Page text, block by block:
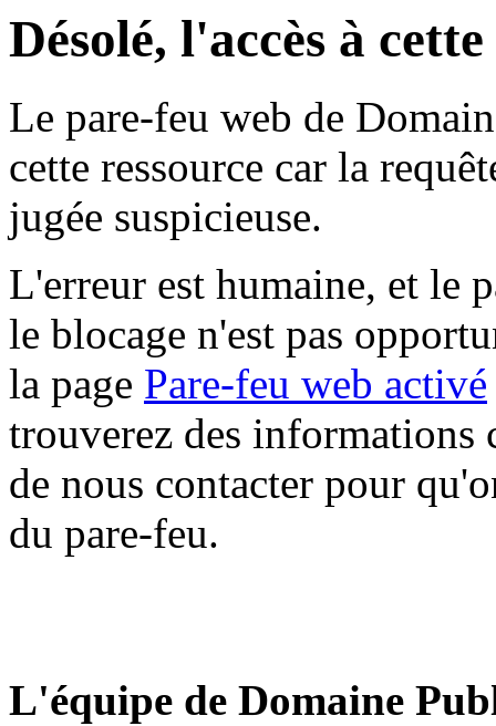
Désolé, l'accès à
Le pare-feu web de
cette ressource car la
jugée suspicieuse.
L'erreur est humaine, et le
le blocage n'est pas
la page Pare-feu web activé
trouverez des informations
de nous contacter pour
du pare-feu.
L'équipe de Domaine